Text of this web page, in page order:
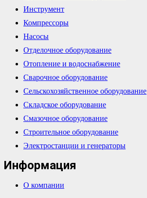
Инструмент
Компрессоры
Насосы
Отделочное оборудование
Отопление и водоснабжение
Сварочное оборудование
Сельскохозяйственное оборудование
Складское оборудование
Смазочное оборудование
Строительное оборудование
Электростанции и генераторы
Информация
О компании